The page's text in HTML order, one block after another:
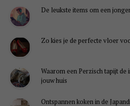
De leukste items om een
Zo kies je de perfecte vloer
Waarom een Perzisch tapijt
jouw huis
Ontspannen koken in de